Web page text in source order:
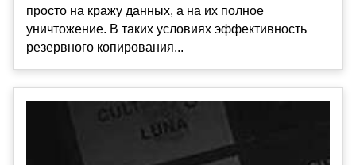
просто на кражу данных, а на их полное
уничтожение. В таких условиях эффективность
резервного копирования...